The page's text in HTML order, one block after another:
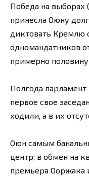
Победа на выборах
принесла Оюну
диктовать Кремлю
одномандатников
примерно
Полгода
первое свое
ходили, а в их
Оюн самым
центр; в обмен на
премьера Ооржака